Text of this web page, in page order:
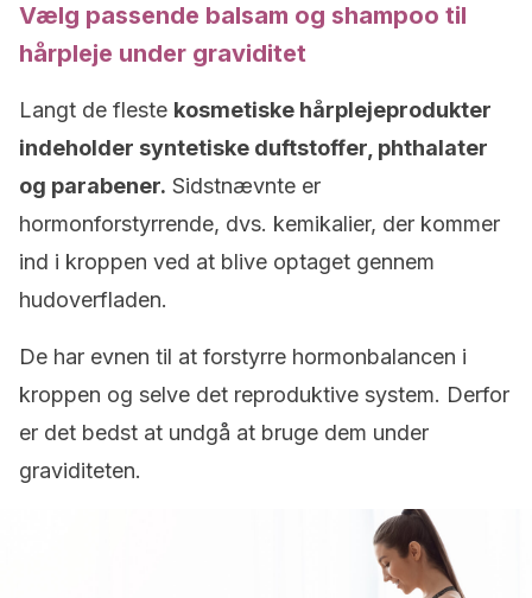
Vælg passende balsam og shampoo til
hårpleje under graviditet
Langt de fleste kosmetiske hårplejeprodukter
indeholder syntetiske duftstoffer, phthalater
og parabener. Sidstnævnte er
hormonforstyrrende, dvs. kemikalier, der kommer
ind i kroppen ved at blive optaget gennem
hudoverfladen.
De har evnen til at forstyrre hormonbalancen i
kroppen og selve det reproduktive system. Derfor
er det bedst at undgå at bruge dem under
graviditeten.